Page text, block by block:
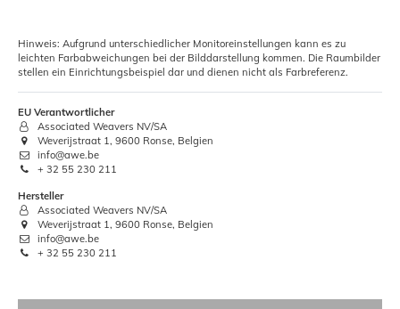
Hinweis: Aufgrund unterschiedlicher Monitoreinstellungen kann es zu
leichten Farbabweichungen bei der Bilddarstellung kommen. Die Raumbilder
stellen ein Einrichtungsbeispiel dar und dienen nicht als Farbreferenz.
EU Verantwortlicher
Associated Weavers NV/SA
Weverijstraat 1, 9600 Ronse, Belgien
info@awe.be
+ 32 55 230 211
Hersteller
Associated Weavers NV/SA
Weverijstraat 1, 9600 Ronse, Belgien
info@awe.be
+ 32 55 230 211